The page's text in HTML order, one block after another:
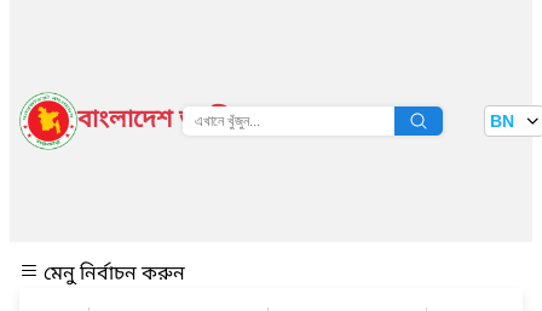
বাংলাদেশ জাতীয় তথ্য বাতায়ন BN
মেনু নির্বাচন করুন